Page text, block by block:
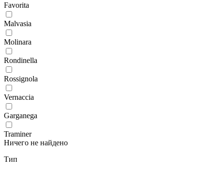
Favorita
Malvasia
Molinara
Rondinella
Rossignola
Vernaccia
Garganega
Traminer
Ничего не найдено
Тип